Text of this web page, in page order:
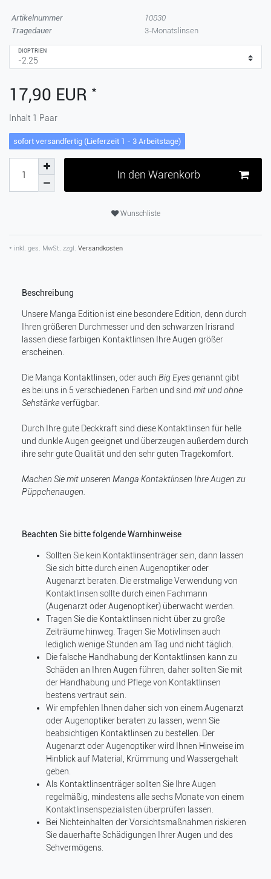
Artikelnummer
10830
Tragedauer
3-Monatslinsen
DIOPTRIEN
17,90 EUR *
Inhalt 1 Paar
sofort versandfertig (Lieferzeit 1 - 3 Arbeitstage)
In den Warenkorb
Wunschliste
* inkl. ges. MwSt. zzgl. Versandkosten
Beschreibung
Unsere Manga Edition ist eine besondere Edition, denn durch
Ihren größeren Durchmesser und den schwarzen Irisrand
lassen diese farbigen Kontaktlinsen Ihre Augen größer
erscheinen.
Die Manga Kontaktlinsen, oder auch Big Eyesgenannt gibt
es bei uns in 5 verschiedenen Farben und sind mit und ohne
Sehstärkeverfügbar.
Durch Ihre gute Deckkraft sind diese Kontaktlinsen für helle
und dunkle Augen geeignet und überzeugen außerdem durch
ihre sehr gute Qualität und den sehr guten Tragekomfort.
Machen Sie mit unseren Manga Kontaktlinsen Ihre Augen zu
Püppchenaugen.
Beachten Sie bitte folgende Warnhinweise
Sollten Sie kein Kontaktlinsenträger sein, dann lassen
Sie sich bitte durch einen Augenoptiker oder
Augenarzt beraten. Die erstmalige Verwendung von
Kontaktlinsen sollte durch einen Fachmann
(Augenarzt oder Augenoptiker) überwacht werden.
Tragen Sie die Kontaktlinsen nicht über zu große
Zeiträume hinweg. Tragen Sie Motivlinsen auch
lediglich wenige Stunden am Tag und nicht täglich.
Die falsche Handhabung der Kontaktlinsen kann zu
Schäden an Ihren Augen führen, daher sollten Sie mit
der Handhabung und Pflege von Kontaktlinsen
bestens vertraut sein.
Wir empfehlen Ihnen daher sich von einem Augenarzt
oder Augenoptiker beraten zu lassen, wenn Sie
beabsichtigen Kontaktlinsen zu bestellen. Der
Augenarzt oder Augenoptiker wird Ihnen Hinweise im
Hinblick auf Material, Krümmung und Wassergehalt
geben.
Als Kontaktlinsenträger sollten Sie Ihre Augen
regelmäßig, mindestens alle sechs Monate von einem
Kontaktlinsenspezialisten überprüfen lassen.
Bei Nichteinhalten der Vorsichtsmaßnahmen riskieren
Sie dauerhafte Schädigungen Ihrer Augen und des
Sehvermögens.